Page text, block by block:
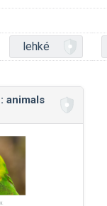
lehké
animals